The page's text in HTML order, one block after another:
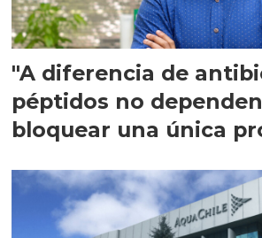
"A diferencia de
péptidos no
bloquear una única